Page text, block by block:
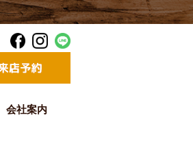
会社案内